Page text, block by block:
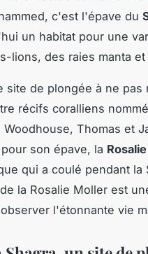
c'est l'épave du
un habitat pour une
lions, des raies manta
site de plongée à ne pas
récifs coralliens
Woodhouse, Thomas et
son épave, la
qui a coulé pendant la
la Rosalie Moller est
l'étonnante vie